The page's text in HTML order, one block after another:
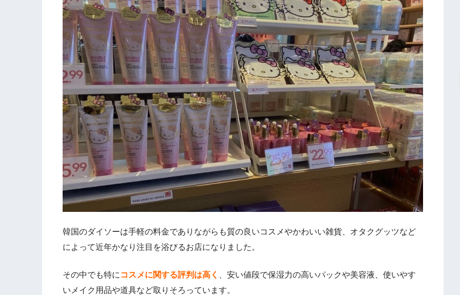
韓国のダイソーは手軽の料金でありながらも質の良いコスメやかわいい雑貨、オタクグッツなど
によって近年かなり注目を浴びるお店になりました。
その中でも特に コスメに関する評判は高く
、安い値段で保湿力の高いパックや美容液、使いやす
いメイク用品や道具など取りそろっています。